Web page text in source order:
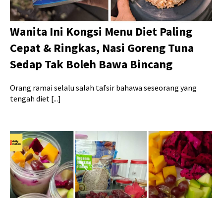
Wanita Ini Kongsi Menu Diet Paling
Cepat & Ringkas, Nasi Goreng Tuna
Sedap Tak Boleh Bawa Bincang
Orang ramai selalu salah tafsir bahawa seseorang yang
tengah diet [...]